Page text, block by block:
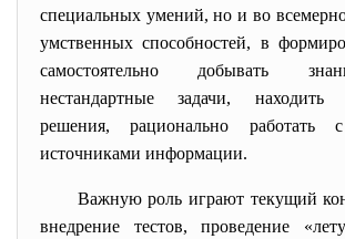
специальных умений, но и во
умственных способностей, в
самостоятельно добывать
нестандартные задачи, находить
решения, рационально работать
источниками информации.
Важную роль играют текущий
внедрение тестов, проведение